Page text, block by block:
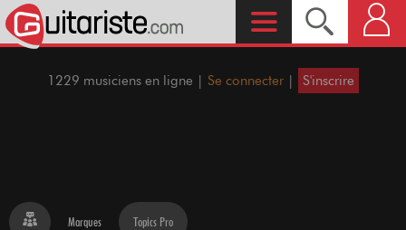
1229 musiciens en ligne | Se connecter | S'inscrire
Marques Topics Pro